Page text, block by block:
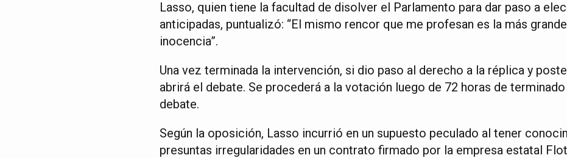
Lasso, quien tiene la facultad de disolver el Parlamento para dar paso a
anticipadas, puntualizó: “El mismo rencor que me profesan es la más
inocencia”.
Una vez terminada la intervención, si dio paso al derecho a la réplica y
abrirá el debate. Se procederá a la votación luego de 72 horas de
debate.
Según la oposición, Lasso incurrió en un supuesto peculado al tener
presuntas irregularidades en un contrato firmado por la empresa estatal